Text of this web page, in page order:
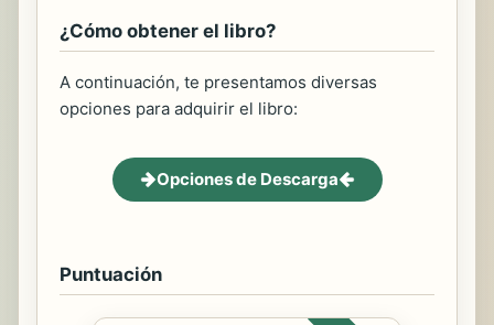
¿Cómo obtener el libro?
A continuación, te presentamos diversas
opciones para adquirir el libro:
Opciones de Descarga
Puntuación